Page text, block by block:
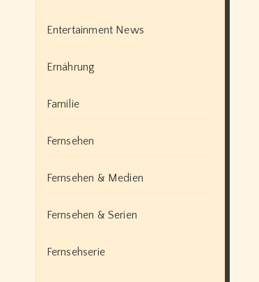
Entertainment News
Ernährung
Familie
Fernsehen
Fernsehen & Medien
Fernsehen & Serien
Fernsehserie